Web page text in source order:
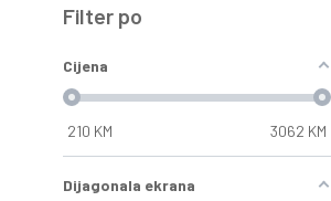
Filter po
Cijena
210 KM 3062 KM
Dijagonala ekrana